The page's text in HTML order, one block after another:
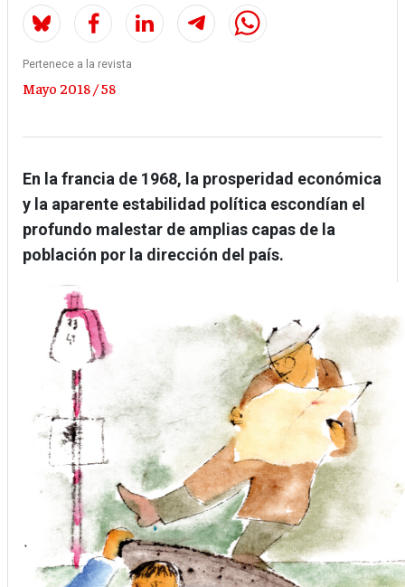
Pertenece a la revista
Mayo 2018 / 58
En la francia de 1968, la prosperidad económica
y la aparente estabilidad política escondían el
profundo malestar de amplias capas de la
población por la dirección del país.